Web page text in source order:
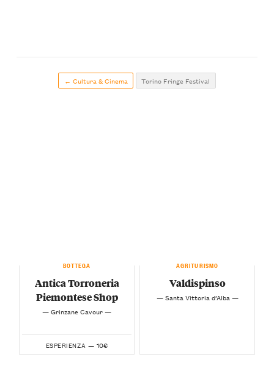
← Cultura & Cinema Torino Fringe Festival
BOTTEGA
Antica Torroneria
Piemontese Shop
— Grinzane Cavour —
ESPERIENZA — 10€
AGRITURISMO
Valdispinso
— Santa Vittoria d’Alba —